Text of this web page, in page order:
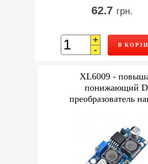
62.7 грн.
+
-
В
XL6009 -
понижающий
преобразователь